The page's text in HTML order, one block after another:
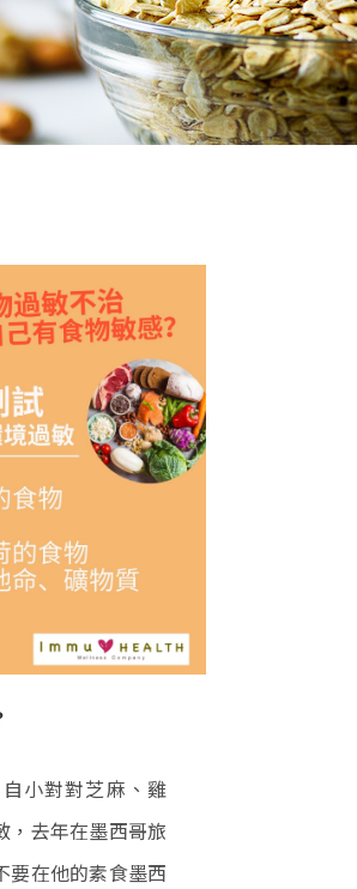
小對對芝麻、雞
，去年在墨西哥旅
要在他的素食墨西